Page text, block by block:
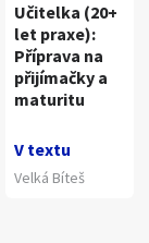
Učitelka (20+
let praxe):
Příprava na
přijímačky a
maturitu
V textu
Velká Bíteš